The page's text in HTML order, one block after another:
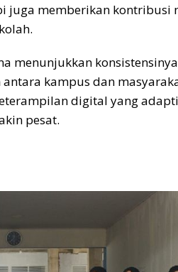
juga memberikan kontribusi
menunjukkan
kampus dan
digital yang
pesat.